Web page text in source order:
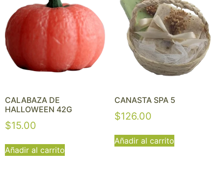
CALABAZA DE
HALLOWEEN 42G
$15.00
Añadir al carrito
CANASTA SPA 5
$126.00
Añadir al carrito